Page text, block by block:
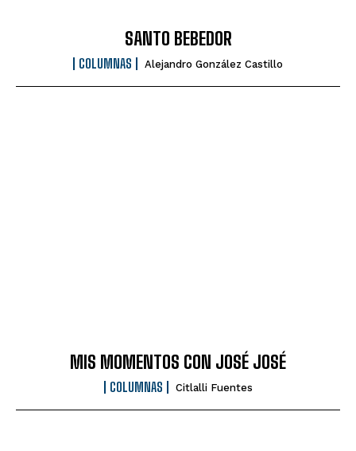
SANTO BEBEDOR
COLUMNAS Alejandro González Castillo
MIS MOMENTOS CON JOSÉ JOSÉ
COLUMNAS Citlalli Fuentes